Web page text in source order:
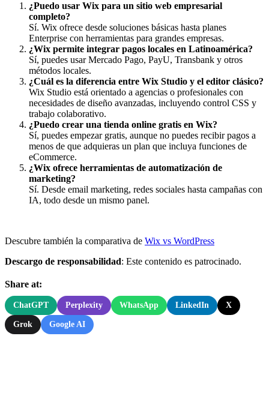
¿Puedo usar Wix para un sitio web empresarial
completo?
Sí. Wix ofrece desde soluciones básicas hasta planes
Enterprise con herramientas para grandes empresas.
¿Wix permite integrar pagos locales en Latinoamérica?
Sí, puedes usar Mercado Pago, PayU, Transbank y otros
métodos locales.
¿Cuál es la diferencia entre Wix Studio y el editor clásico?
Wix Studio está orientado a agencias o profesionales con
necesidades de diseño avanzadas, incluyendo control CSS y
trabajo colaborativo.
¿Puedo crear una tienda online gratis en Wix?
Sí, puedes empezar gratis, aunque no puedes recibir pagos a
menos de que adquieras un plan que incluya funciones de
eCommerce.
¿Wix ofrece herramientas de automatización de
marketing?
Sí. Desde email marketing, redes sociales hasta campañas con
IA, todo desde un mismo panel.
Descubre también la comparativa de Wix vs WordPress
Descargo de responsabilidad: Este contenido es patrocinado.
Share at:
ChatGPT Perplexity WhatsApp LinkedIn X
Grok Google AI